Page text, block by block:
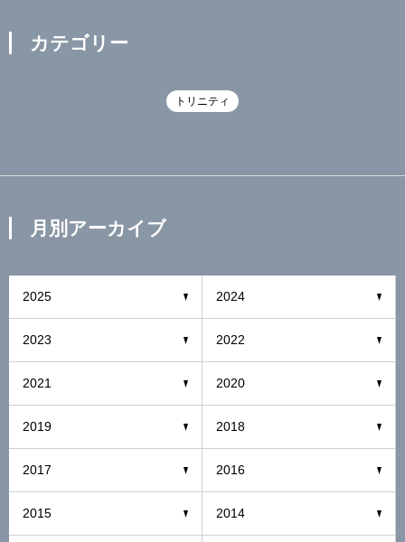
カテゴリー
トリニティ
月別アーカイブ
2025 2024
2023 2022
2021 2020
2019 2018
2017 2016
2015 2014